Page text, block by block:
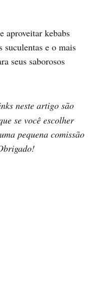
aproveitar kebabs
e o mais
seus saborosos
neste artigo são
se você escolher
pequena comissão